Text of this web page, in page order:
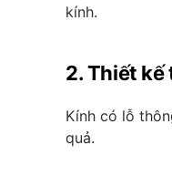
kính.
2. Thiết
Kính có lỗ
quả.